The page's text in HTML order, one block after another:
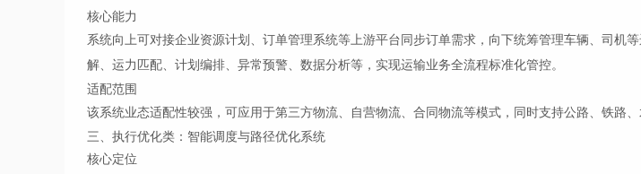
核心能力
系统向上可对接企业资源计划、订单管理系统等上游平台同步订单需求，向下统筹管理车辆、司机
解、运力匹配、计划编排、异常预警、数据分析等，实现运输业务全流程标准化管控。
适配范围
该系统业态适配性较强，可应用于第三方物流、自营物流、合同物流等模式，同时支持公路、铁路、
三、执行优化类：智能调度与路径优化系统
核心定位